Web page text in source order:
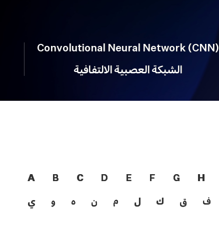
Convolutional Neural Network (CNN)
الشبكة العصبية الالتفافية
A B C D E F G H
ف ق ك ل م ن ه و ي